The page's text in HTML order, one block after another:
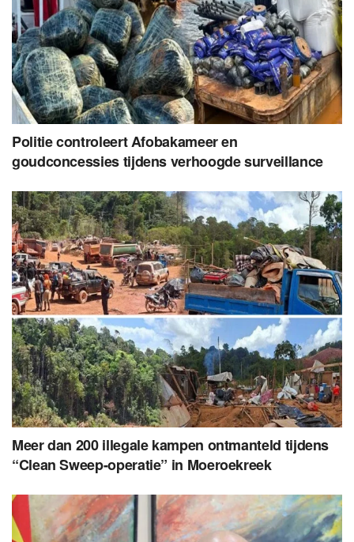
Politie controleert Afobakameer en
goudconcessies tijdens verhoogde surveillance
Meer dan 200 illegale kampen ontmanteld tijdens
“Clean Sweep-operatie” in Moeroekreek